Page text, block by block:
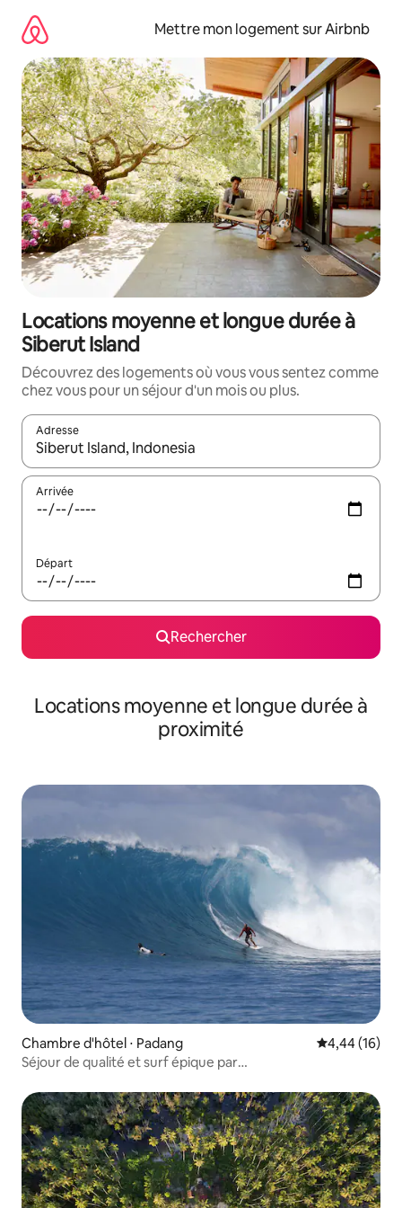
directement
contenu
Mettre mon logement sur Airbnb
Locations moyenne et longue durée à
Siberut Island
Découvrez des logements où vous vous sentez comme
chez vous pour un séjour d'un mois ou plus.
Adresse
Lorsque les résultats s'affichent, utilisez les flèches vers le
Arrivée
Départ
Rechercher
Locations moyenne et longue durée à
proximité
Chambre d'hôtel ⋅ Padang Évaluation
4,44 (16)
Séjour de qualité et surf épique par